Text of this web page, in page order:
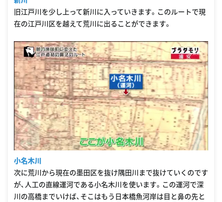
旧江戸川を少し上って新川に入っていきます。このルートで現
在の江戸川区を越えて荒川に出ることができます。
小名木川
次に荒川から現在の墨田区を抜け隅田川まで抜けていくのです
が、人工の直線運河である小名木川を使います。この運河で深
川の高橋までいけば、そこはもう日本橋魚河岸は目と鼻の先と